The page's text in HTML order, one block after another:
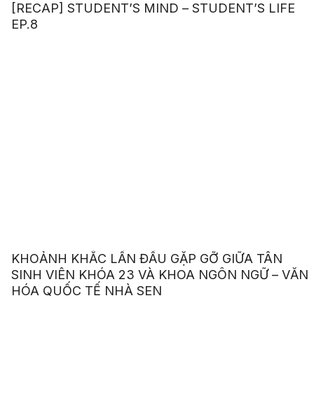
[RECAP] STUDENT’S MIND – STUDENT’S LIFE
EP.8
KHOẢNH KHẮC LẦN ĐẦU GẶP GỠ GIỮA TÂN
SINH VIÊN KHÓA 23 VÀ KHOA NGÔN NGỮ – VĂN
HÓA QUỐC TẾ NHÀ SEN